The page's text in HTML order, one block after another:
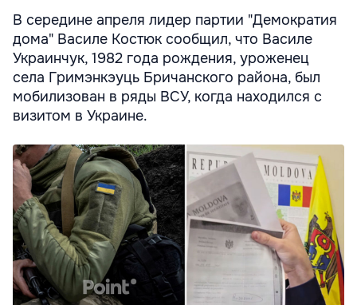
В середине апреля лидер партии "Демократия
дома" Василе Костюк сообщил, что Василе
Украинчук, 1982 года рождения, уроженец
села Гримэнкэуць Бричанского района, был
мобилизован в ряды ВСУ, когда находился с
визитом в Украине.